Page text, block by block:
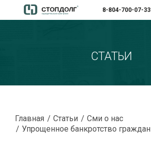
8-804-700-07-33
СТАТЬИ
Главная Статьи
Сми о нас
Упрощенное банкротство граждан